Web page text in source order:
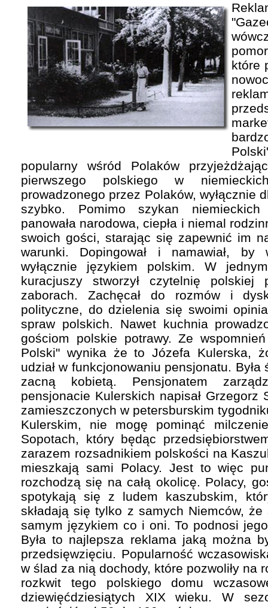
które
popularny wśród Polaków
pierwszego polskiego w
prowadzonego przez Polaków, wyłącznie
szybko. Pomimo szykan
panowała narodowa, ciepła i niemal
swoich gości, starając się zapewnić im
warunki. Dopingował i namawiał, by
wyłącznie językiem polskim. W
kuracjuszy stworzył czytelnię
zaborach. Zachęcał do rozmów i
polityczne, do dzielenia się swoimi
spraw polskich. Nawet kuchnia
gościom polskie potrawy. Ze
Polski" wynika że to Józefa Kulerska,
udział w funkcjonowaniu pensjonatu.
zacną kobietą. Pensjonatem
pensjonacie Kulerskich napisał
zamieszczonych w petersburskim
Kulerskim, nie mogę pominąć
Sopotach, który będąc
zarazem rozsadnikiem polskości na
mieszkają sami Polacy. Jest to więc
rozchodzą się na całą okolicę. Polacy,
spotykają się z ludem kaszubskim,
składają się tylko z samych Niemców,
samym językiem co i oni. To podnosi
Była to najlepsza reklama jaką można
przedsięwzięciu. Popularność
w ślad za nią dochody, które pozwoliły na
rozkwit tego polskiego domu
dziewięćdziesiątych XIX wieku. W